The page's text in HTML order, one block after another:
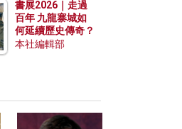
書展2026｜走過
百年 九龍寨城如
何延續歷史傳奇？
本社編輯部